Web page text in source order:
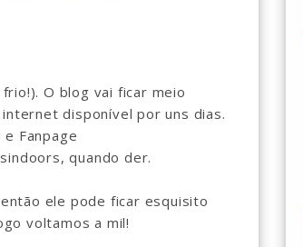
O blog vai ficar meio
disponível por uns dias.
Fanpage
quando der.
ele pode ficar esquisito
voltamos a mil!